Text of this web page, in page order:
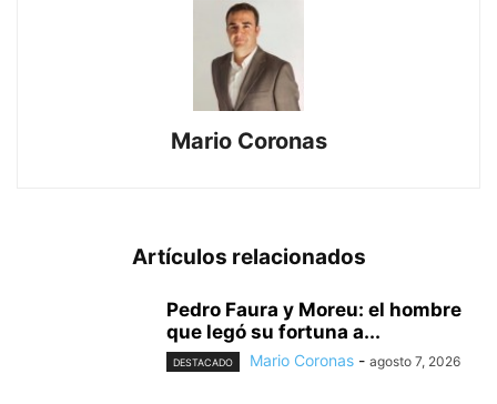
Mario Coronas
Artículos relacionados
Pedro Faura y Moreu: el hombre
que legó su fortuna a...
DESTACADO Mario Coronas - agosto 7, 2026